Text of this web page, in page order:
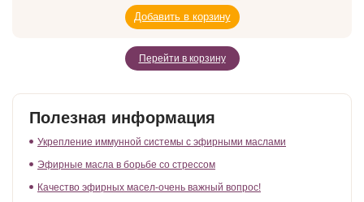
Перейти в корзину
Полезная информация
Укрепление иммунной системы с эфирными маслами
Эфирные масла в борьбе со стрессом
Качество эфирных масел-очень важный вопрос!